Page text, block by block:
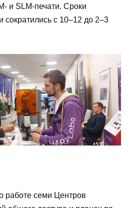
и SLM-печати. Сроки
сократились с 10–12 до 2–3
работе семи Центров